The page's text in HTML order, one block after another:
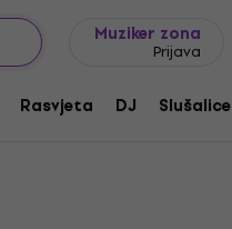
Muziker zona
Prijava
Rasvjeta DJ Slušalice